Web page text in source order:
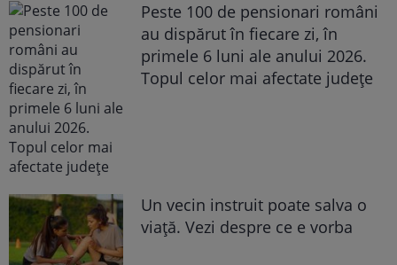
Peste 100 de pensionari români
au dispărut în fiecare zi, în
primele 6 luni ale anului 2026.
Topul celor mai afectate județe
Un vecin instruit poate salva o
viață. Vezi despre ce e vorba